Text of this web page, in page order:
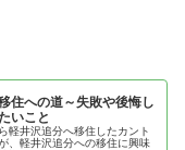
住への道～失敗や後悔し
いこと
軽井沢追分へ移住したカント
、軽井沢追分への移住に興味